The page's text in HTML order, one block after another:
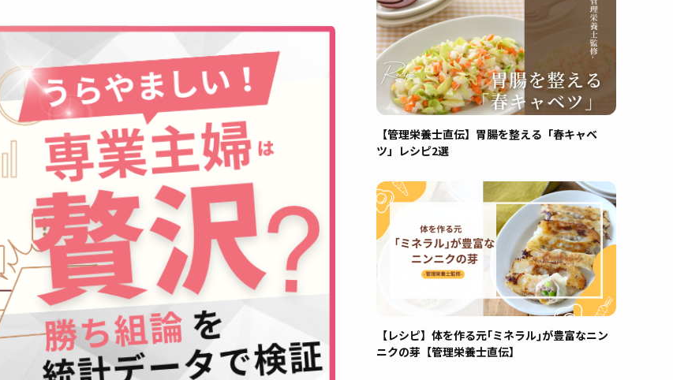
【管理栄養士直伝】胃腸を整える「春キャベ
ツ」レシピ2選
【レシピ】体を作る元｢ミネラル｣が豊富なニン
ニクの芽【管理栄養士直伝】